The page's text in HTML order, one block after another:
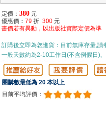
定價： 380 元
優惠價： 79 折 300 元
書價若有異動，以出版社實際定價為準
訂購後立即為您進貨：目前無庫存量,讀
一般天數約為2-10工作日(不含例假日)。
團購數最低為 20 本以上
目前平均評價：